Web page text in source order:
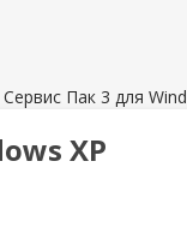
Сервис Пак 3 для
XP